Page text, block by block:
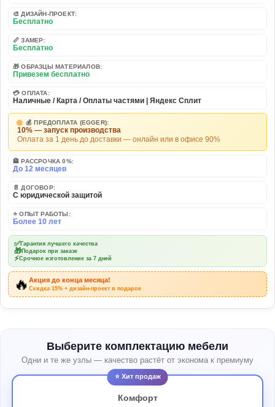
🎨 ДИЗАЙН-ПРОЕКТ:
Бесплатно
📏 ЗАМЕР:
Бесплатно
🎁 ОБРАЗЦЫ МАТЕРИАЛОВ:
Привезем бесплатно
💳 ОПЛАТА:
Наличные / Карта / Оплаты частями | Яндекс Сплит
💰 ПРЕДОПЛАТА (EGGER):
10% — запуск производства
Оплата за 1 день до доставки — онлайн или в офисе 90%
🏦 РАССРОЧКА 0%:
До 12 месяцев
📄 ДОГОВОР:
С юридической защитой
⭐ ОПЫТ РАБОТЫ:
Более 10 лет
✅Гарантия лучшего качества
🎁 Подарок при заказе
⚡Срочное изготовление за 7 дней
🔥Акция до конца месяца!
Скидка 15% + дизайн-проект в подарок
Выберите комплектацию мебели
Одни и те же узлы — качество растёт от эконома к премиуму
⭐ Хит продаж
Комфорт